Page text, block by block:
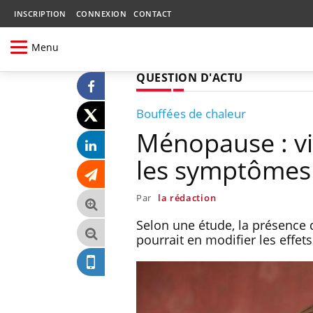
INSCRIPTION CONNEXION CONTACT
Menu
QUESTION D'ACTU
Bouffées de chaleur
Ménopause :
les symptômes
Par la rédaction
Selon une étude, la
pourrait en modifier les